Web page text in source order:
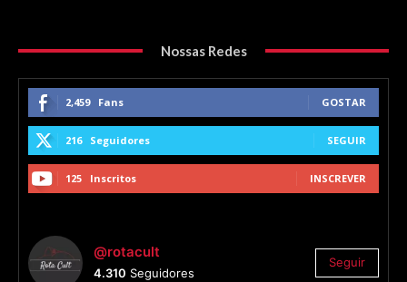
Nossas Redes
2,459 Fans GOSTAR
216 Seguidores SEGUIR
125 Inscritos INSCREVER
@rotacult
4.310 Seguidores
Seguir